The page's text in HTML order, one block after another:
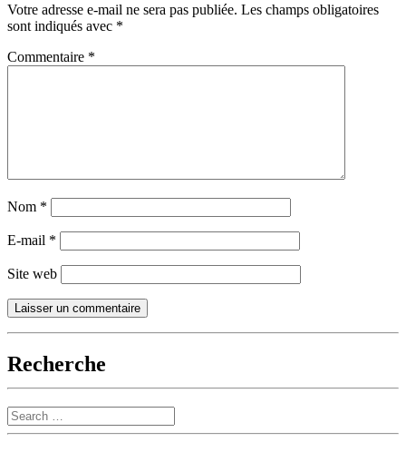
Votre adresse e-mail ne sera pas publiée. Les champs obligatoires
sont indiqués avec *
Commentaire *
Nom *
E-mail *
Site web
Recherche
Search